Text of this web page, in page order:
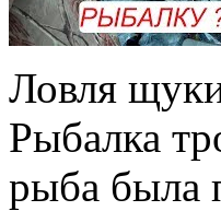
Ловля
Рыбалка
рыба была